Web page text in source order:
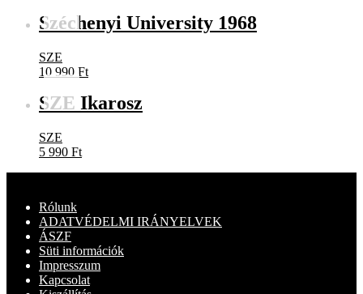
Széchenyi University 1968
SZE
10 990 Ft
SZE Ikarosz
SZE
5 990 Ft
Rólunk
ADATVÉDELMI IRÁNYELVEK
ÁSZF
Süti információk
Impresszum
Kapcsolat